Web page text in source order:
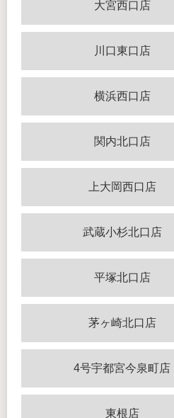
大宮西口店
川口東口店
横浜西口店
関内北口店
上大岡西口店
武蔵小杉北口店
平塚北口店
茅ヶ崎北口店
4号宇都宮今泉町店
東根店